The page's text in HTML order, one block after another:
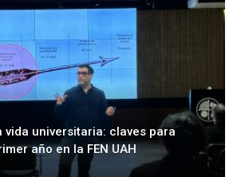
vida universitaria: claves para
año en la FEN UAH